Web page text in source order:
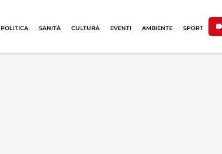
POLITICA SANITÀ CULTURA EVENTI AMBIENTE SPORT